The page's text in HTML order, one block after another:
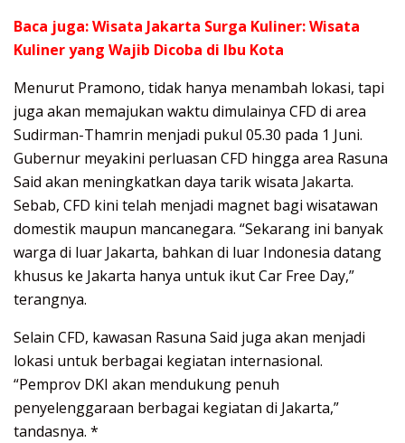
Baca juga:Wisata Jakarta Surga Kuliner: Wisata
Kuliner yang Wajib Dicoba di Ibu Kota
Menurut Pramono, tidak hanya menambah lokasi, tapi
juga akan memajukan waktu dimulainya CFD di area
Sudirman-Thamrin menjadi pukul 05.30 pada 1 Juni.
Gubernur meyakini perluasan CFD hingga area Rasuna
Said akan meningkatkan daya tarik wisata Jakarta.
Sebab, CFD kini telah menjadi magnet bagi wisatawan
domestik maupun mancanegara. “Sekarang ini banyak
warga di luar Jakarta, bahkan di luar Indonesia datang
khusus ke Jakarta hanya untuk ikut Car Free Day,”
terangnya.
Selain CFD, kawasan Rasuna Said juga akan menjadi
lokasi untuk berbagai kegiatan internasional.
“Pemprov DKI akan mendukung penuh
penyelenggaraan berbagai kegiatan di Jakarta,”
tandasnya. *